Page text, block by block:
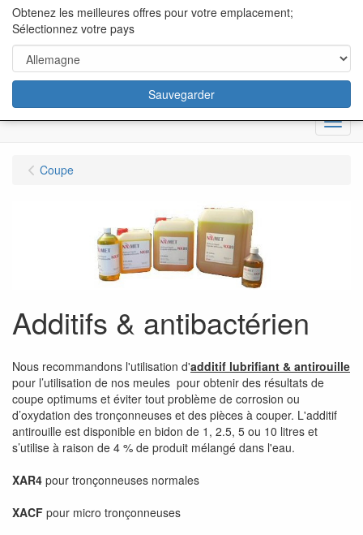
content="18/11/2025″/>
Menu
Coupe
Additifs & antibactérien
Nous recommandons l'utilisation d'additif lubrifiant & antirouille
pour l’utilisation de nos meules pour obtenir des résultats de
coupe optimums et éviter tout problème de corrosion ou
d’oxydation des tronçonneuses et des pièces à couper. L'additif
antirouille est disponible en bidon de 1, 2.5, 5 ou 10 litres et
s’utilise à raison de 4 % de produit mélangé dans l'eau.
XAR4 pour tronçonneuses normales
XACF pour micro tronçonneuses
Obtenez les meilleures offres pour votre emplacement;
Sélectionnez votre pays
Sauvegarder